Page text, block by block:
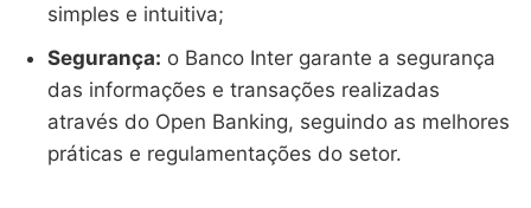
simples e intuitiva;
Segurança: o Banco Inter garante a segurança
das informações e transações realizadas
através do Open Banking, seguindo as melhores
práticas e regulamentações do setor.